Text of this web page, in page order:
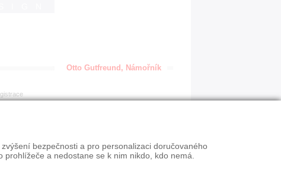
SLEVY
jen slevy
Otto Gutfreund, Námořník
bezpečnosti a pro personalizaci doručovaného
a nedostane se k nim nikdo, kdo nemá.